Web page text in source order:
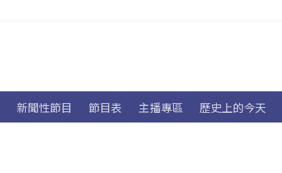
新聞性節目 節目表 主播專區 歷史上的今天